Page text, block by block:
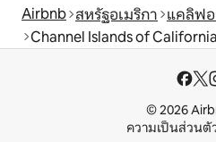
Airbnb สหรัฐอเมริกา แคลิฟอ
Channel Islands of California
© 2026
ความเป็นส่วนตั